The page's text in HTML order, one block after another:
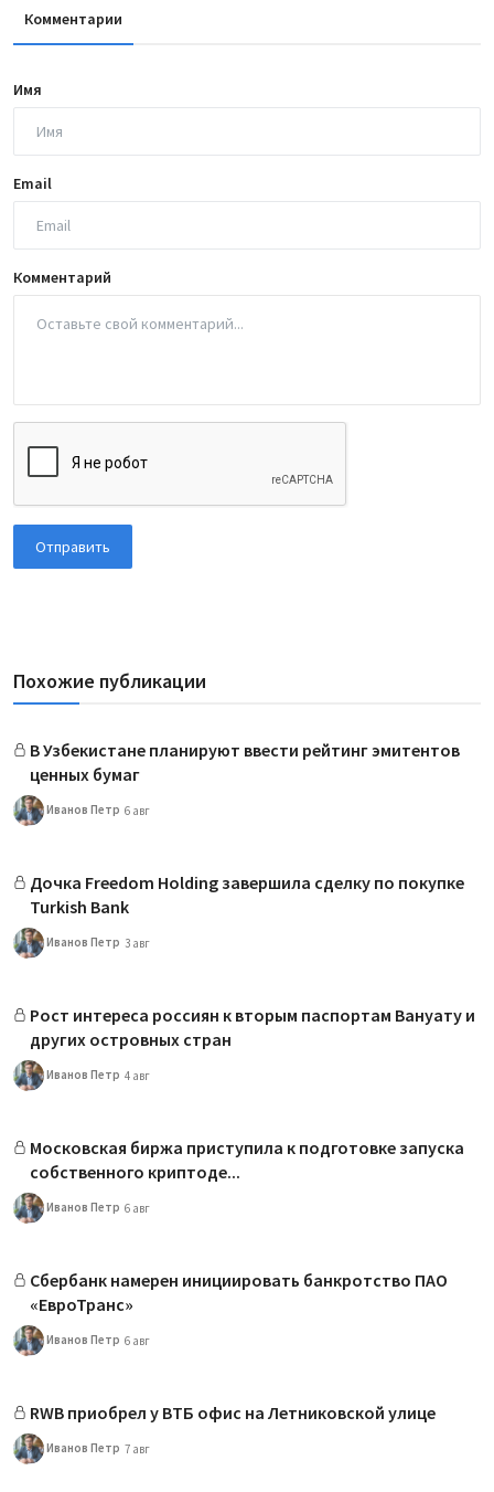
Комментарии
Имя
Email
Комментарий
Отправить
Похожие публикации
В Узбекистане планируют ввести рейтинг эмитентов
ценных бумаг
Иванов Петр 6 авг
Дочка Freedom Holding завершила сделку по покупке
Turkish Bank
Иванов Петр 3 авг
Рост интереса россиян к вторым паспортам Вануату и
других островных стран
Иванов Петр 4 авг
Московская биржа приступила к подготовке запуска
собственного криптоде...
Иванов Петр 6 авг
Сбербанк намерен инициировать банкротство ПАО
«ЕвроТранс»
Иванов Петр 6 авг
RWB приобрел у ВТБ офис на Летниковской улице
Иванов Петр 7 авг